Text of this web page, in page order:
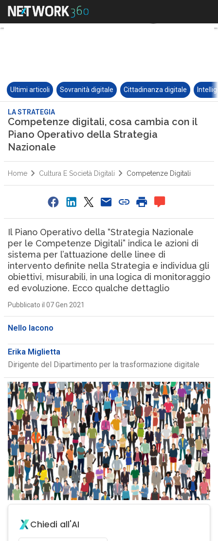
Ultimi articoli Sovranità digitale Cittadinanza digitale
LA STRATEGIA
Competenze digitali, cosa cambia con il
Piano Operativo della Strategia
Nazionale
Home Cultura E Società Digitali Competenze Digitali
Il Piano Operativo della “Strategia Nazionale
per le Competenze Digitali” indica le azioni di
sistema per l’attuazione delle linee di
intervento definite nella Strategia e individua gli
obiettivi, misurabili, in una logica di monitoraggio
ed evoluzione. Ecco qualche dettaglio
Pubblicato il 07 Gen 2021
Nello Iacono
Erika Miglietta
Dirigente del Dipartimento per la trasformazione digitale
Chiedi all'AI